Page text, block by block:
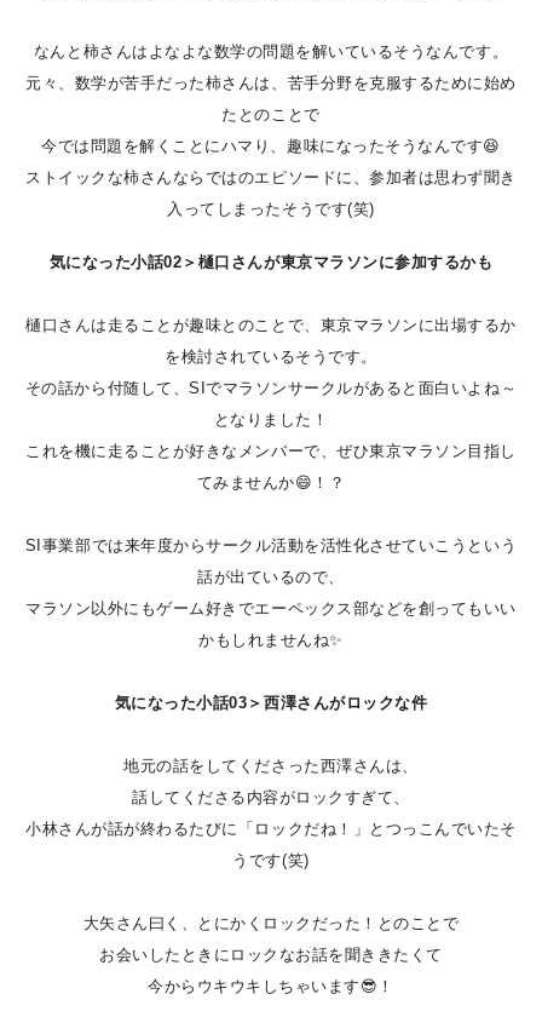
なんと柿さんはよなよな数学の問題を解いているそうなんです。
元々、数学が苦手だった柿さんは、苦手分野を克服するために始め
たとのことで
今では問題を解くことにハマり、趣味になったそうなんです😆
ストイックな柿さんならではのエピソードに、参加者は思わず聞き
入ってしまったそうです(笑)
気になった小話02＞樋口さんが東京マラソンに参加するかも
樋口さんは走ることが趣味とのことで、東京マラソンに出場するか
を検討されているそうです。
その話から付随して、SIでマラソンサークルがあると面白いよね～
となりました！
これを機に走ることが好きなメンバーで、ぜひ東京マラソン目指し
てみませんか😄！？
SI事業部では来年度からサークル活動を活性化させていこうという
話が出ているので、
マラソン以外にもゲーム好きでエーペックス部などを創ってもいい
かもしれませんね✨
気になった小話03＞西澤さんがロックな件
地元の話をしてくださった西澤さんは、
話してくださる内容がロックすぎて、
小林さんが話が終わるたびに「ロックだね！」とつっこんでいたそ
うです(笑)
大矢さん曰く、とにかくロックだった！とのことで
お会いしたときにロックなお話を聞ききたくて
今からウキウキしちゃいます😎！